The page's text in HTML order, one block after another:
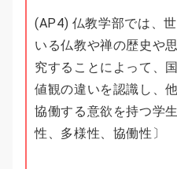
(AP4) 仏教学部では、
いる仏教や禅の歴史や
究することによって、
値観の違いを認識し、
協働する意欲を持つ学
性、多様性、協働性〕